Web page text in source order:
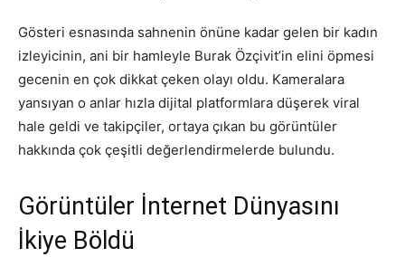
Gösteri esnasında sahnenin önüne kadar gelen bir kadın
izleyicinin, ani bir hamleyle Burak Özçivit’in elini öpmesi
gecenin en çok dikkat çeken olayı oldu. Kameralara
yansıyan o anlar hızla dijital platformlara düşerek viral
hale geldi ve takipçiler, ortaya çıkan bu görüntüler
hakkında çok çeşitli değerlendirmelerde bulundu.
Görüntüler İnternet Dünyasını
İkiye Böldü